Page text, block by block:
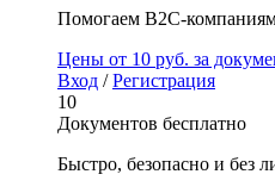
Помогаем B2C-
Цены от 10 руб. за
Вход / Регистрация
10
Документов бесплатно
Быстро, безопасно и без